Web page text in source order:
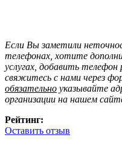
Если Вы заметили
телефонах, хотите
услугах, добавить
свяжитесь с нами через
обязательно указывайте
организации на нашем
Рейтинг:
Оставить отзыв